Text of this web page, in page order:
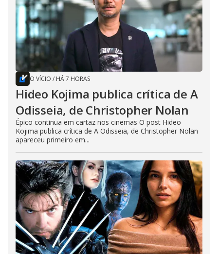
O VÍCIO / HÁ 7 HORAS
Hideo Kojima publica crítica de A
Odisseia, de Christopher Nolan
Épico continua em cartaz nos cinemas O post Hideo
Kojima publica crítica de A Odisseia, de Christopher Nolan
apareceu primeiro em...